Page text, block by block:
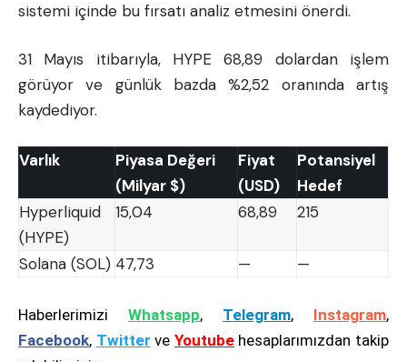
sistemi içinde bu fırsatı analiz etmesini önerdi.
31 Mayıs itibarıyla, HYPE 68,89 dolardan işlem
görüyor ve günlük bazda %2,52 oranında artış
kaydediyor.
Varlık
Piyasa Değeri
(Milyar $)
Fiyat
(USD)
Potansiyel
Hedef
Hyperliquid
(HYPE)
15,04 68,89 215
Solana (SOL) 47,73 — —
Haberlerimizi Whatsapp, Telegram, Instagram,
Facebook, Twitter ve Youtubehesaplarımızdan takip